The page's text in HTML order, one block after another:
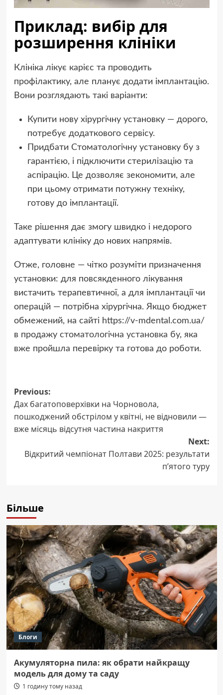
Приклад: вибір для
розширення клініки
Клініка лікує карієс та проводить
профілактику, але планує додати імплантацію.
Вони розглядають такі варіанти:
Купити нову хірургічну установку — дорого,
потребує додаткового сервісу.
Придбати Стоматологічну установку бу з
гарантією, і підключити стерилізацію та
аспірацію. Це дозволяє зекономити, але
при цьому отримати потужну техніку,
готову до імплантації.
Таке рішення дає змогу швидко і недорого
адаптувати клініку до нових напрямів.
Отже, головне — чітко розуміти призначення
установки: для повсякденного лікування
вистачить терапевтичної, а для імплантації чи
операцій — потрібна хірургічна. Якщо бюджет
обмежений, на сайті https://v‑mdental.com.ua/
в продажу стоматологічна установка бу, яка
вже пройшла перевірку та готова до роботи.
Post
navigation
Previous:
Дах багатоповерхівки на Чорновола,
пошкоджений обстрілом у квітні, не відновили —
вже місяць відсутня частина накриття
Next:
Відкритий чемпіонат Полтави 2025: результати
п’ятого туру
Більше
Блоги
Акумуляторна пила: як обрати найкращу
модель для дому та саду
1 годину тому назад